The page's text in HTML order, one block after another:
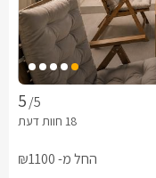
/5
החל מ- ₪1100